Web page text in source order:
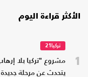
الأكثر قراءة اليوم
1
تركيا21
مشروع "تركيا بلا
يتحدث عن مرحلة جديدة